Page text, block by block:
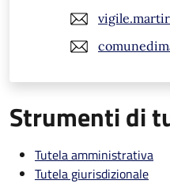
Strumenti di
Tutela amministrativa
Tutela giurisdizionale